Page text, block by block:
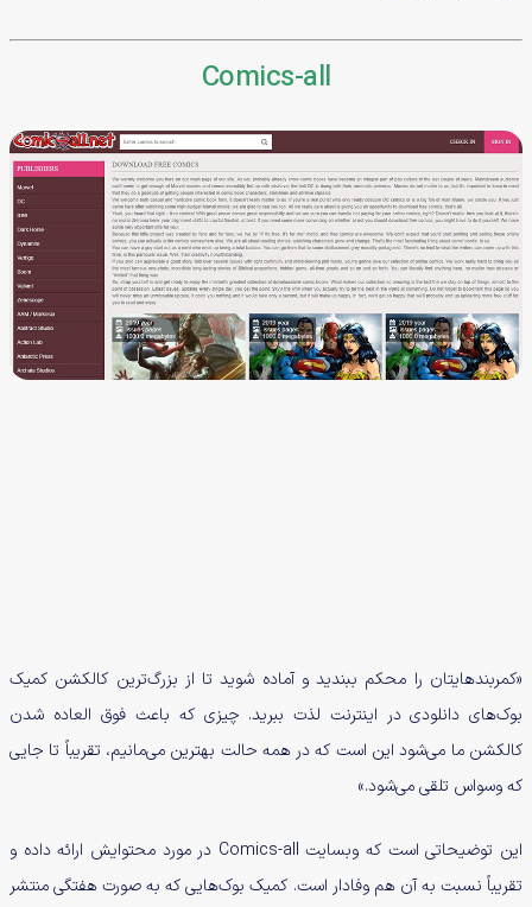
Comics-all
«کمربندهایتان را محکم ببندید و آماده شوید تا از بزرگ‌ترین کالکشن کمیک
بوک‌های دانلودی در اینترنت لذت ببرید. چیزی که باعث فوق العاده شدن
کالکشن ما می‌شود این است که در همه حالت بهترین می‌مانیم، تقریباً تا جایی
که وسواس تلقی می‌شود.»
این توضیحاتی است که وبسایت Comics-all در مورد محتوایش ارائه داده و
تقریباً نسبت به آن هم وفادار است. کمیک بوک‌هایی که به صورت هفتگی منتشر